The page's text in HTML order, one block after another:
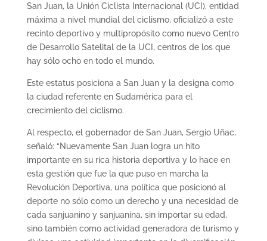
San Juan, la Unión Ciclista Internacional (UCI), entidad
máxima a nivel mundial del ciclismo, oficializó a este
recinto deportivo y multipropósito como nuevo Centro
de Desarrollo Satelital de la UCI, centros de los que
hay sólo ocho en todo el mundo.
Este estatus posiciona a San Juan y la designa como
la ciudad referente en Sudamérica para el
crecimiento del ciclismo.
Al respecto, el gobernador de San Juan, Sergio Uñac,
señaló: “Nuevamente San Juan logra un hito
importante en su rica historia deportiva y lo hace en
esta gestión que fue la que puso en marcha la
Revolución Deportiva, una política que posicionó al
deporte no sólo como un derecho y una necesidad de
cada sanjuanino y sanjuanina, sin importar su edad,
sino también como actividad generadora de turismo y